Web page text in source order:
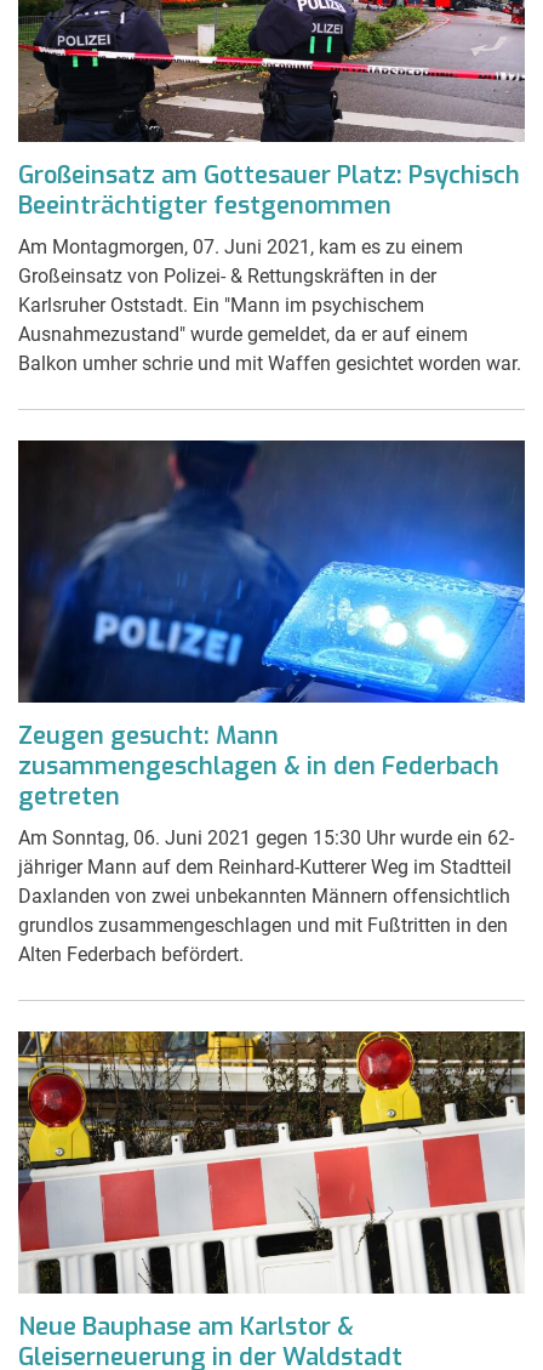
Großeinsatz am Gottesauer Platz: Psychisch
Beeinträchtigter festgenommen
Am Montagmorgen, 07. Juni 2021, kam es zu einem
Großeinsatz von Polizei- & Rettungskräften in der
Karlsruher Oststadt. Ein "Mann im psychischem
Ausnahmezustand" wurde gemeldet, da er auf einem
Balkon umher schrie und mit Waffen gesichtet worden war.
Zeugen gesucht: Mann
zusammengeschlagen & in den Federbach
getreten
Am Sonntag, 06. Juni 2021 gegen 15:30 Uhr wurde ein 62-
jähriger Mann auf dem Reinhard-Kutterer Weg im Stadtteil
Daxlanden von zwei unbekannten Männern offensichtlich
grundlos zusammengeschlagen und mit Fußtritten in den
Alten Federbach befördert.
Neue Bauphase am Karlstor &
Gleiserneuerung in der Waldstadt